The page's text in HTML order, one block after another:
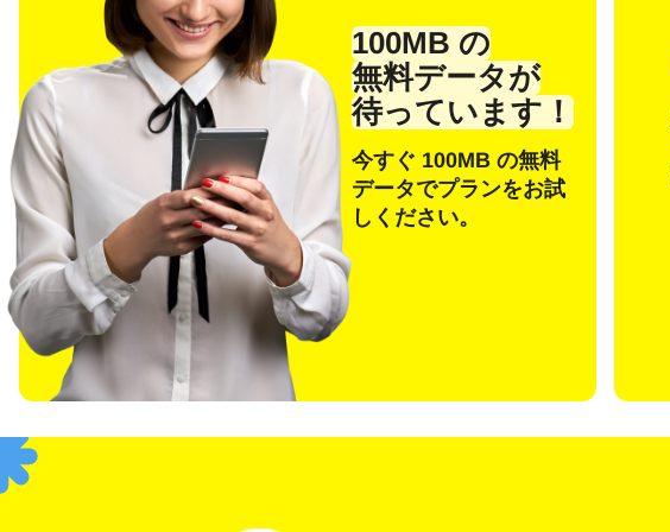
100MB の
無料データが
待っています！
今すぐ 100MB の無料
データでプランをお試
しください。
English
通貨を選択